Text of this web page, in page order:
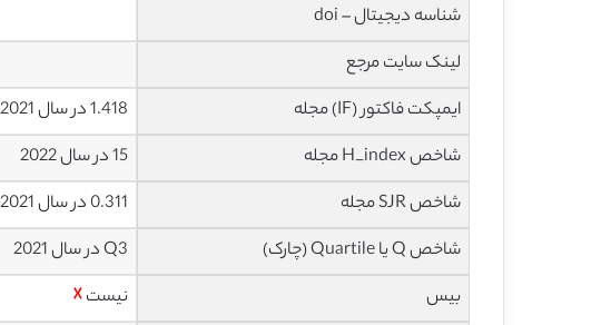
شناسه دیجیتال – doi
لینک سایت مرجع
ایمپکت فاکتور (IF) مجله
1.418 در سال 2021
شاخص H_index مجله
15 در سال 2022
شاخص SJR مجله
0.311 در سال 2021
شاخص Q یا Quartile (چارک)
Q3 در سال 2021
بیس
نیست☓